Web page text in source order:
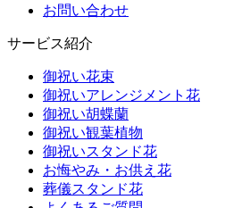
お問い合わせ
サービス紹介
御祝い花束
御祝いアレンジメント花
御祝い胡蝶蘭
御祝い観葉植物
御祝いスタンド花
お悔やみ・お供え花
葬儀スタンド花